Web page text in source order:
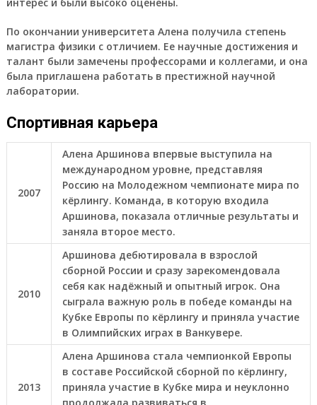
По окончании университета Алена получила степень
магистра физики с отличием. Ее научные достижения и
талант были замечены профессорами и коллегами, и она
была приглашена работать в престижной научной
лаборатории.
Спортивная карьера
2007
Алена Аршинова впервые выступила на
международном уровне, представляя
Россию на Молодежном чемпионате мира по
кёрлингу. Команда, в которую входила
Аршинова, показала отличные результаты и
заняла второе место.
2010
Аршинова дебютировала в взрослой
сборной России и сразу зарекомендовала
себя как надёжный и опытный игрок. Она
сыграла важную роль в победе команды на
Кубке Европы по кёрлингу и приняла участие
в Олимпийских играх в Ванкувере.
2013
Алена Аршинова стала чемпионкой Европы
в составе Российской сборной по кёрлингу,
приняла участие в Кубке мира и неуклонно